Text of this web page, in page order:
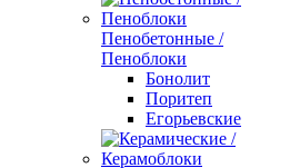
Пенобетонные /
Пеноблоки
Бонолит
Поритеп
Егорьевские